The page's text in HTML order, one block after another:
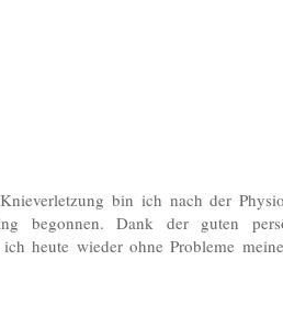
bin ich nach der
begonnen. Dank der guten
heute wieder ohne Probleme